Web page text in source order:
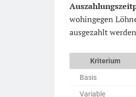
wohingegen
ausgezahlt
Kriterium
Basis
Variable